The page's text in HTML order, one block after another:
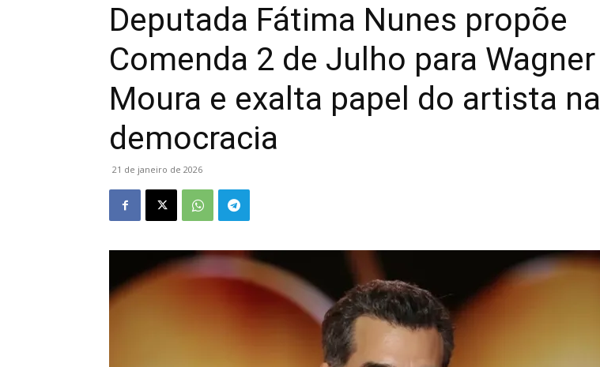
Deputada Fátima Nunes propõe
Comenda 2 de Julho para Wagner
Moura e exalta papel do artista na
democracia
21 de janeiro de 2026